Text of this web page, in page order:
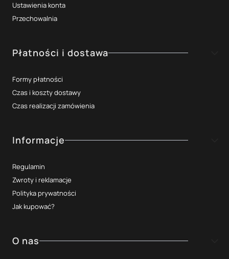
Ustawienia konta
Przechowalnia
Płatności i dostawa
Formy płatności
Czas i koszty dostawy
Czas realizacji zamówienia
Informacje
Regulamin
Zwroty i reklamacje
Polityka prywatności
Jak kupować?
O nas